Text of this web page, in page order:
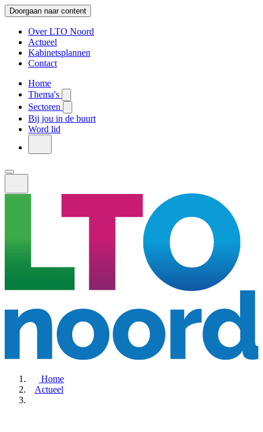
Doorgaan naar content
Over LTO Noord
Actueel
Kabinetsplannen
Contact
Home
Thema's
Sectoren
Bij jou in de buurt
Word lid
Home
Actueel